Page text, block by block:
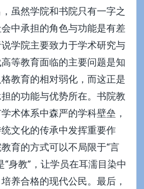
虽然学院和书院只有一字之
中承担的角色与功能是有差
学院主要致力于学术研究与
等教育面临的主要问题是知
教育的相对弱化，而这正是
的功能与优势所在。书院教
术体系中森严的学科壁垒，
文化的传承中发挥重要作
育的方式可以不局限于“言
“身教”，让学员在耳濡目染中
养合格的现代公民。最后，